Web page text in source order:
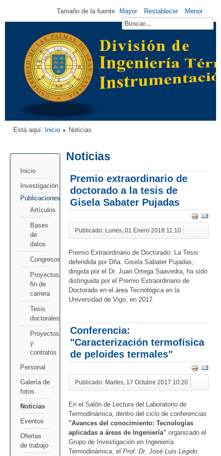
Tamaño de la fuente Mayor Restablecer Menor
Está aquí: Inicio Noticias
Inicio
Investigación
Publicaciones
Artículos
Bases
de
datos
Congresos
Proyectos
fin de
carrera
Tesis
doctorales
Proyectos
y
contratos
Personal
Galería de
fotos
Noticias
Eventos
Ofertas
de trabajo
Noticias
Premio extraordinario de
doctorado a la tesis de
Gisela Sabater Pujadas
Publicado: Lunes, 01 Enero 2018 11:10
Premio Extraordinario de Doctorado: La Tesis
defendida por Dña. Gisela Sabater Pujadas,
dirigida por el Dr. Juan Ortega Saavedra, ha sido
distinguida por el Premio Extraordinario de
Doctorado en el área Tecnológica en la
Universidad de Vigo, en 2017.
Conferencia:
"Caracterización termofísica
de peloides termales"
Publicado: Martes, 17 Octubre 2017 10:20
En el Salón de Lectura del Laboratorio de
Termodinámica, dentro del ciclo de conferencias
"Avances del conocimiento: Tecnologías
aplicadas a áreas de Ingeniería"organizado el
Grupo de Investigación en Ingeniería
Termodinámica, elProf. Dr. José Luis Legido